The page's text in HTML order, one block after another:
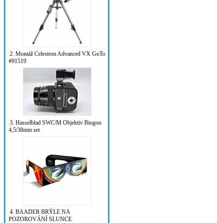
2. Montáž Celestron Advanced VX GoTo
#91519
3. Hasselblad SWC/M Objektiv Biogon
4,5/38mm set
4. BAADER BRÝLE NA
POZOROVÁNÍ SLUNCE